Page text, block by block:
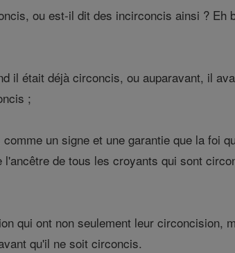
ou est-il dit des incirconcis ainsi ? Eh
il était déjà circoncis, ou auparavant, il
;
un signe et une garantie que la foi
de tous les croyants qui sont
qui ont non seulement leur circoncision,
qu'il ne soit circoncis.